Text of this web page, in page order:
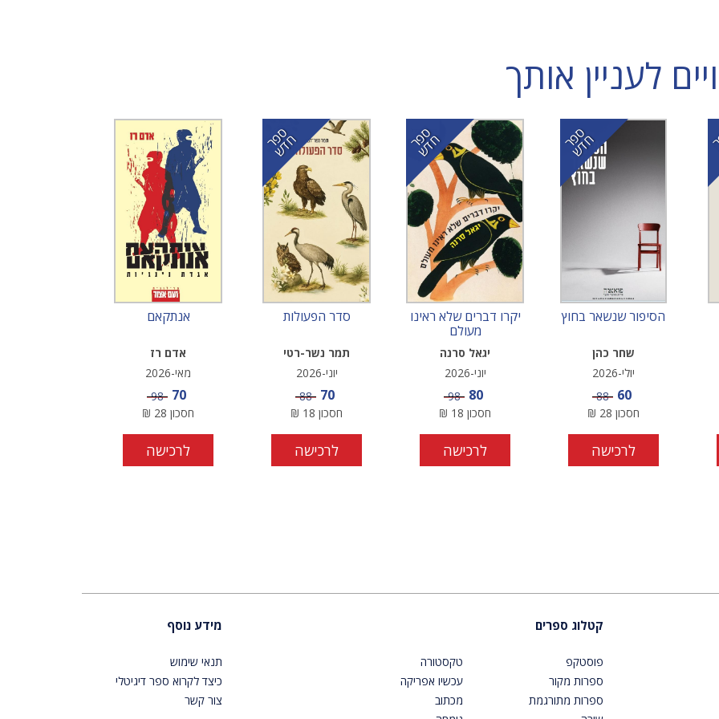
לעניין אותך
ס
פ
ר
ח
ד
ש
הסיפור שנשאר בחוץ
שחר כהן
יולי-2026
מחיר מבצע
60 מחיר
88
חסכון 28
₪
לרכישה
ס
פ
ר
ח
ד
ש
יקרו דברים שלא ראינו
מעולם
יגאל סרנה
יוני-2026
מחיר מבצע
80 מחיר
98
חסכון 18
₪
לרכישה
ס
פ
ר
ח
ד
ש
סדר הפעולות
תמר נשר-רטי
יוני-2026
מחיר מבצע
70 מחיר
88
חסכון 18
₪
לרכישה
אנתקאם
אדם רז
מאי-2026
מחיר מבצע
70 מחיר
98
חסכון 28
₪
לרכישה
קטלוג ספרים
פוסטקפ
ספרות מקור
ספרות מתורגמת
טקסטורה
עכשיו אפריקה
מכתוב
מידע נוסף
תנאי שימוש
כיצד לקרוא ספר דיגיטלי
צור קשר